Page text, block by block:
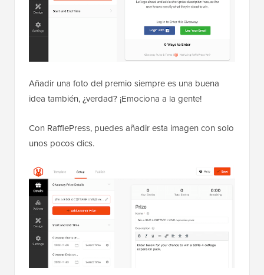
Añadir una foto del premio siempre es una buena
idea también, ¿verdad? ¡Emociona a la gente!
Con RafflePress, puedes añadir esta imagen con solo
unos pocos clics.